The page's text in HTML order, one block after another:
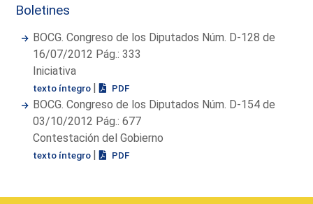
Boletines
BOCG. Congreso de los Diputados Núm. D-128 de
16/07/2012 Pág.: 333
Iniciativa
texto íntegro | PDF
BOCG. Congreso de los Diputados Núm. D-154 de
03/10/2012 Pág.: 677
Contestación del Gobierno
texto íntegro | PDF